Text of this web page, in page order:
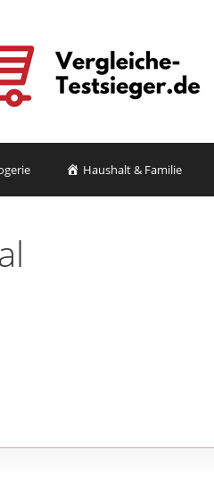
Haushalt & Familie